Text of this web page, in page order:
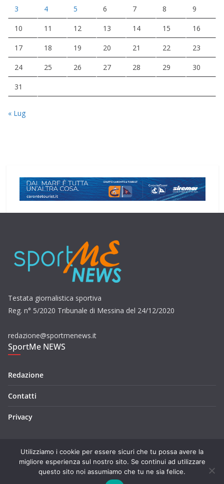
3 4 5 6 7 8 9
10 11 12 13 14 15 16
17 18 19 20 21 22 23
24 25 26 27 28 29 30
31
« Lug
Testata giornalistica sportiva
Reg. n° 5/2020 Tribunale di Messina del 24/12/2020
redazione@sportmenews.it
SportMe NEWS
Redazione
Contatti
Privacy
Copyright © 2026SportMe NEWS. Tutti i diritti riservati.
Utilizziamo i cookie per essere sicuri che tu possa avere la
migliore esperienza sul nostro sito. Se continui ad utilizzare
questo sito noi assumiamo che tu ne sia felice.